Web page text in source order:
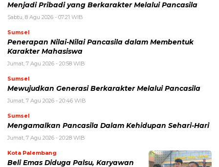
Menjadi Pribadi yang Berkarakter Melalui Pancasila
Sabtu, 8 Agu 2026 - 07:21 WIB
Sumsel
Penerapan Nilai-Nilai Pancasila dalam Membentuk
Karakter Mahasiswa
Jumat, 7 Agu 2026 - 20:58 WIB
Sumsel
Mewujudkan Generasi Berkarakter Melalui Pancasila
Jumat, 7 Agu 2026 - 20:46 WIB
Sumsel
Mengamalkan Pancasila Dalam Kehidupan Sehari-Hari
Jumat, 7 Agu 2026 - 20:28 WIB
Kota Palembang
Beli Emas Diduga Palsu, Karyawan